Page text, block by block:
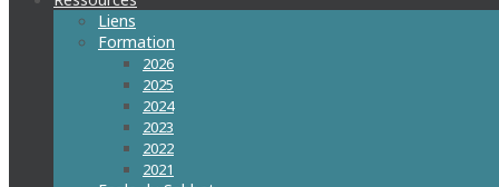
Liens
Formation
2026
2025
2024
2023
2022
2021